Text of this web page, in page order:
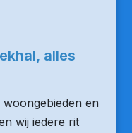
alles
en
wij iedere rit